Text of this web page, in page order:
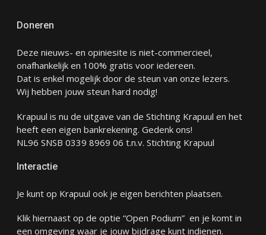
Doneren
Deze nieuws- en opiniesite is niet-commercieel,
onafhankelijk en 100% gratis voor iedereen.
Dat is enkel mogelijk door de steun van onze lezers.
Wij hebben jouw steun hard nodig!
Krapuul is nu de uitgave van de Stichting Krapuul en het
heeft een eigen bankrekening. Gedenk ons!
NL96 SNSB 0339 8969 06 t.n.v. Stichting Krapuul
Interactie
Je kunt op Krapuul ook je eigen berichten plaatsen.
Klik hiernaast op de optie “Open Podium” en je komt in
een omgeving waar je jouw bijdrage kunt indienen.